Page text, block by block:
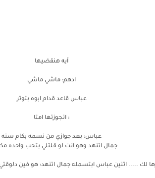
آيه هنقضيها
ادهم: ماشي ماشي
عباس قاعد قدام ابوه بتوتر
: اتجوزتها امتا
عباس: بعد جوازي من نسمه بكام سنه
جمال اتنهد وهو انت لو قلتلي بتحب واحده
لك ..... اتنين عباس ابتسمله جمال اتنهد: هو فين دلوقتي